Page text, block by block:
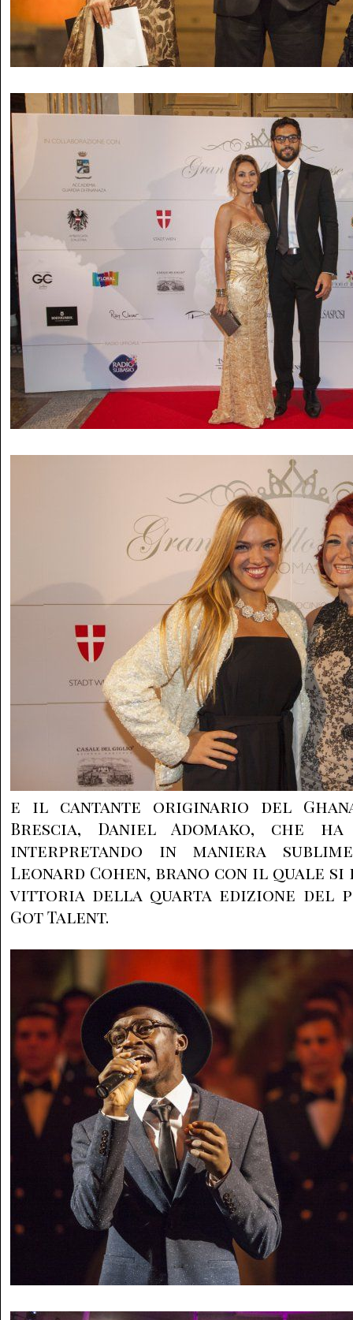
e il cantante originario del
Brescia, Daniel Adomako, che
interpretando in maniera
Leonard Cohen, brano con il quale
vittoria della quarta edizione del
Got Talent.